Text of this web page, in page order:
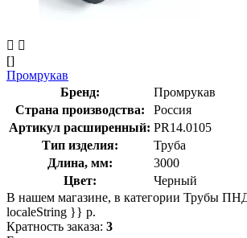
[]
Промрукав
Бренд:
Промрукав
Страна производства:
Россия
Артикул расширенный: PR14.0105
Тип изделия:
Труба
Длина, мм:
3000
Цвет:
Черный
В нашем магазине, в категории Трубы
localeString }} р.
Кратность заказа: 3